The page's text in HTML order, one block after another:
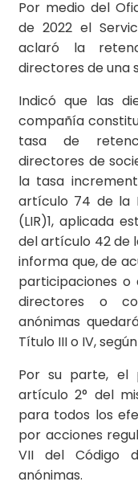
Por medio del
de 2022 el
aclaró la
directores de una
Indicó que las
compañía
tasa de
directores de
la tasa
artículo 74 de la
(LIR)1, aplicada
del artículo 42 de
informa que, de
participaciones o
directores o
anónimas
Título III o IV,
Por su parte, el
artículo 2° del
para todos los
por acciones
VII del Código
anónimas.